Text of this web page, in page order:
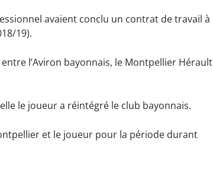
avaient conclu un contrat de travail à
19).
l’Aviron bayonnais, le Montpellier Hérault
le joueur a réintégré le club bayonnais.
et le joueur pour la période durant